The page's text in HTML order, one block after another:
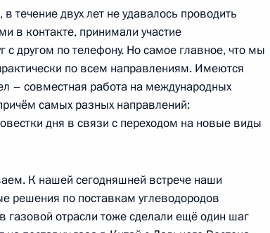
всея Руси Кириллом
венгерских
течение двух лет не удавалось проводить
в контакте, принимали участие
с другом по телефону. Но самое главное, что мы
по всем направлениям. Имеются
– совместная работа на международных
самых разных направлений:
дня в связи с переходом на новые виды
К нашей сегодняшней встрече наши
решения по поставкам углеводородов
газовой отрасли тоже сделали ещё один шаг